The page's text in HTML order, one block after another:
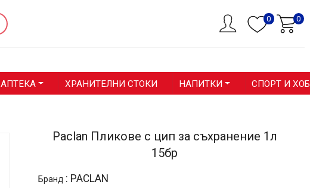
0 0
АПТЕКА ХРАНИТЕЛНИ СТОКИ НАПИТКИ СПОРТ И
Paclan Пликове с цип за съхранение 1л
15бр
Бранд : PACLAN